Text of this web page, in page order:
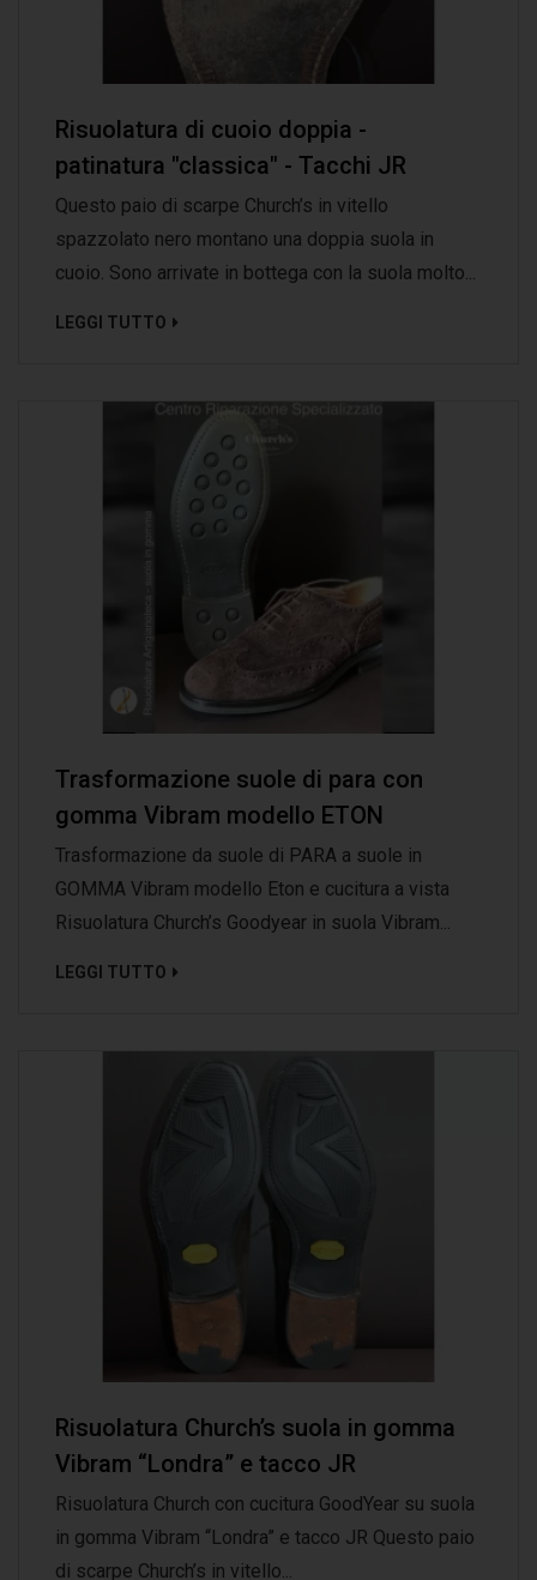
Risuolatura di cuoio doppia -
patinatura "classica" - Tacchi JR
Questo paio di scarpe Church’s in vitello
spazzolato nero montano una doppia suola in
cuoio. Sono arrivate in bottega con la suola molto...
LEGGI TUTTO
Trasformazione suole di para con
gomma Vibram modello ETON
Trasformazione da suole di PARA a suole in
GOMMA Vibram modello Eton e cucitura a vista
Risuolatura Church’s Goodyear in suola Vibram...
LEGGI TUTTO
Risuolatura Church’s suola in gomma
Vibram “Londra” e tacco JR
Risuolatura Church con cucitura GoodYear su suola
in gomma Vibram “Londra” e tacco JR Questo paio
di scarpe Church’s in vitello...